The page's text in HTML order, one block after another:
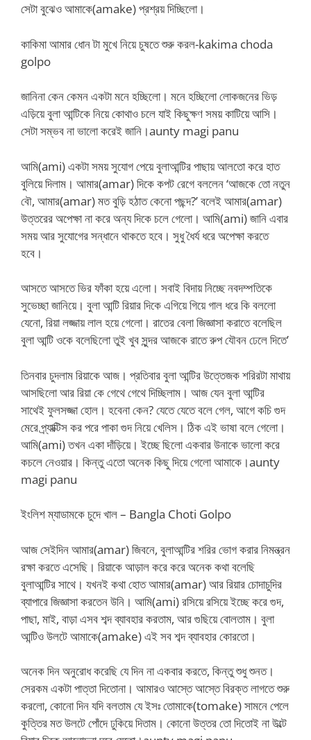
সেটা বুঝেও আমাকে(amake) প্রশ্রয় দিচ্ছিলো।
কাকিমা আমার ধোন টা মুখে নিয়ে চুষতে শুরু করল-kakima choda
golpo
জানিনা কেন কেমন একটা মনে হচ্ছিলো। মনে হচ্ছিলো লোকজনের ভিড়
এড়িয়ে বুলা আন্টিকে নিয়ে কোথাও চলে যাই কিছুক্ষণ সময় কাটিয়ে আসি।
সেটা সম্ভব না ভালো করেই জানি।aunty magi panu
আমি(ami) একটা সময় সুযোগ পেয়ে বুলাআন্টির পাছায় আলতো করে হাত
বুলিয়ে দিলাম। আমার(amar) দিকে কপট রেগে বললেন ‘আজকে তো নতুন
বৌ, আমার(amar) মত বুড়ি হঠাত কেনো পছন্দ?’ বলেই আমার(amar)
উত্তরের অপেক্ষা না করে অন্য দিকে চলে গেলো। আমি(ami) জানি এবার
সময় আর সুযোগের সন্ধানে থাকতে হবে। সুধু ধৈর্য ধরে অপেক্ষা করতে
হবে।
আসতে আসতে ভির ফাঁকা হয়ে এলো। সবাই বিদায় নিচ্ছে নবদম্পতিকে
সুভেচ্ছা জানিয়ে। বুলা আন্টি রিয়ার দিকে এগিয়ে গিয়ে গাল ধরে কি বললো
যেনো, রিয়া লজ্জায় লাল হয়ে গেলো। রাতের বেলা জিজ্ঞাসা করাতে বলেছিল
বুলা আন্টি ওকে বলেছিলো তুই খুব সুন্দর আজকে রাতে রুপ যৌবন ঢেলে দিতে’
তিনবার চুদলাম রিয়াকে আজ। প্রতিবার বুলা আন্টির উত্তেজক শরিরটা মাথায়
আসছিলো আর রিয়া কে গেথে গেথে দিচ্ছিলাম। আজ যেন বুলা আন্টির
সাথেই ফুলসজ্জা হোল। হবেনা কেন? যেতে যেতে বলে গেল, আগে কচি গুদ
মেরে প্র্যাক্টিস কর পরে পাকা গুদ নিয়ে খেলিস। ঠিক এই ভাষা বলে গেলো।
আমি(ami) তখন একা দাঁড়িয়ে। ইচ্ছে ছিলো একবার উনাকে ভালো করে
কচলে নেওয়ার। কিন্তু এতো অনেক কিছু দিয়ে গেলো আমাকে।aunty
magi panu
ইংলিশ ম্যাডামকে চুদে খাল – Bangla Choti Golpo
আজ সেইদিন আমার(amar) জিবনে, বুলাআন্টির শরির ভোগ করার নিমন্ত্রন
রক্ষা করতে এসেছি। রিয়াকে আড়াল করে করে অনেক কথা বলেছি
বুলাআন্টির সাথে। যখনই কথা হোত আমার(amar) আর রিয়ার চোদাচুদির
ব্যাপারে জিজ্ঞাসা করতেন উনি। আমি(ami) রসিয়ে রসিয়ে ইচ্ছে করে গুদ,
পাছা, মাই, বাড়া এসব শব্দ ব্যাবহার করতাম, আর গুছিয়ে বোলতাম। বুলা
আন্টিও উলটে আমাকে(amake) এই সব শব্দ ব্যাবহার কোরতো।
অনেক দিন অনুরোধ করেছি যে দিন না একবার করতে, কিন্তু শুধু শুনত।
সেরকম একটা পাত্তা দিতোনা। আমারও আস্তে আস্তে বিরক্ত লাগতে শুরু
করলো, কোনো দিন যদি বলতাম যে ইসঃ তোমাকে(tomake) সামনে পেলে
কুত্তির মত উলটে পোঁদে ঢুকিয়ে দিতাম। কোনো উত্তর তো দিতোই না উল্টে